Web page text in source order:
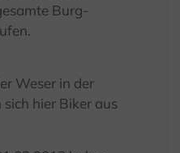
Burg-
Weser in der
hier Biker aus